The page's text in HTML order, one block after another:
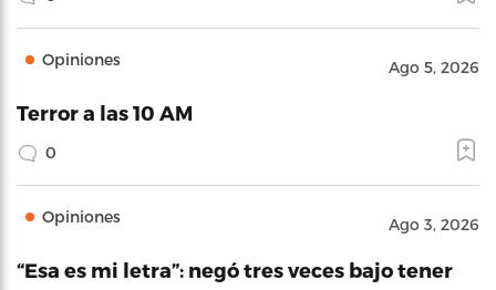
Opiniones Ago 5, 2026
Terror a las 10 AM
0
Opiniones Ago 3, 2026
“Esa es mi letra”: negó tres veces bajo tener